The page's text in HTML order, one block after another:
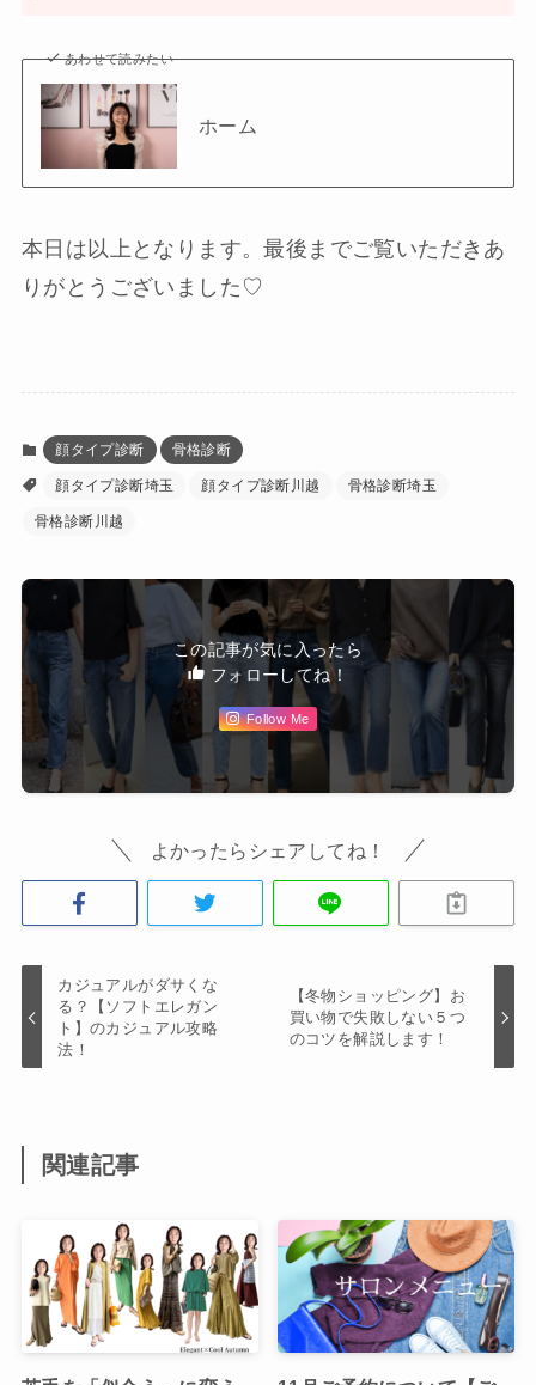
あわせて読みたい
ホーム
本日は以上となります。最後までご覧いただきあ
りがとうございました♡
顔タイプ診断 骨格診断
顔タイプ診断埼玉 顔タイプ診断川越 骨格診断埼玉
骨格診断川越
この記事が気に入ったら
フォローしてね！
Follow Me
よかったらシェアしてね！
カジュアルがダサくな
る？【ソフトエレガン
ト】のカジュアル攻略
法！
【冬物ショッピング】お
買い物で失敗しない５つ
のコツを解説します！
関連記事